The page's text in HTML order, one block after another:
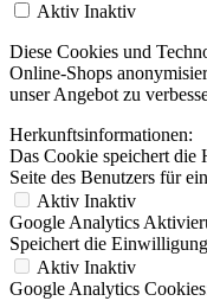
Aktiv Inaktiv
Diese Cookies und
Online-Shops
unser Angebot zu
Herkunftsinformationen:
Das Cookie speichert die
Seite des Benutzers für
Aktiv Inaktiv
Google Analytics
Speichert die
Aktiv Inaktiv
Google Analytics